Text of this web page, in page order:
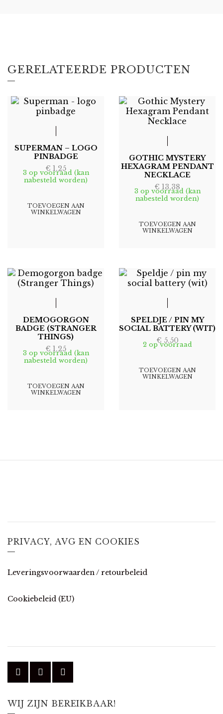
GERELATEERDE PRODUCTEN
SUPERMAN – LOGO
PINBADGE
€ 1,25
3 op voorraad (kan
nabesteld worden)
TOEVOEGEN AAN
WINKELWAGEN
GOTHIC MYSTERY
HEXAGRAM PENDANT
NECKLACE
€ 13,38
3 op voorraad (kan
nabesteld worden)
TOEVOEGEN AAN
WINKELWAGEN
DEMOGORGON
BADGE (STRANGER
THINGS)
€ 1,25
3 op voorraad (kan
nabesteld worden)
TOEVOEGEN AAN
WINKELWAGEN
SPELDJE / PIN MY
SOCIAL BATTERY (WIT)
€ 5,50
2 op voorraad
TOEVOEGEN AAN
WINKELWAGEN
PRIVACY, AVG EN COOKIES
Leveringsvoorwaarden / retourbeleid
Cookiebeleid (EU)
WIJ ZIJN BEREIKBAAR!